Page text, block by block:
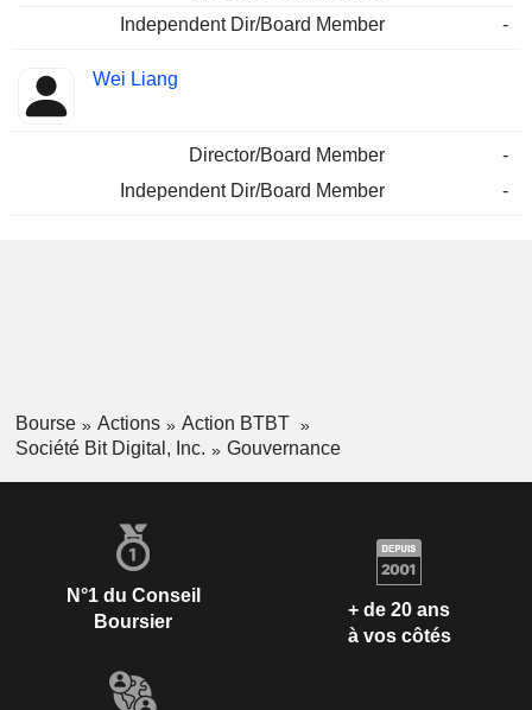
Independent Dir/Board Member
-
Wei Liang
Director/Board Member
-
Independent Dir/Board Member
-
Bourse Actions
Action BTBT
Société Bit Digital, Inc.
Gouvernance
N°1 du Conseil
Boursier
+ de 20 ans
à vos côtés